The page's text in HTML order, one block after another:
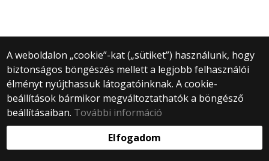
A weboldalon „cookie”-kat („sütiket”) használunk, hogy
biztonságos böngészés mellett a legjobb felhasználói
élményt nyújthassuk látogatóinknak. A cookie-
beállítások bármikor megváltoztathatók a böngésző
beállításaiban. További információ
Elfogadom